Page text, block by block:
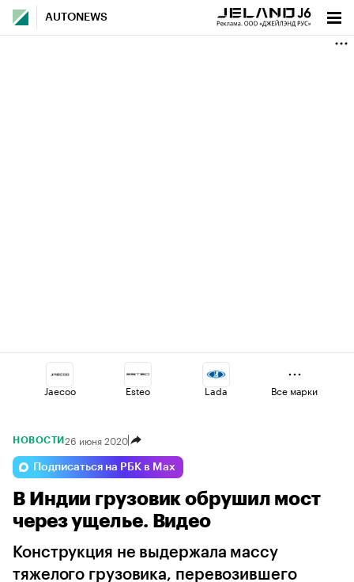
AUTONEWS
Jaecoo Esteo Lada
Voyah Geely
Omoda Changan Volga
Все марки
НОВОСТИ 26 июня 2020
Подписаться на РБК в Max
В Индии грузовик обрушил мост
через ущелье. Видео
Конструкция не выдержала массу
тяжелого грузовика, перевозившего